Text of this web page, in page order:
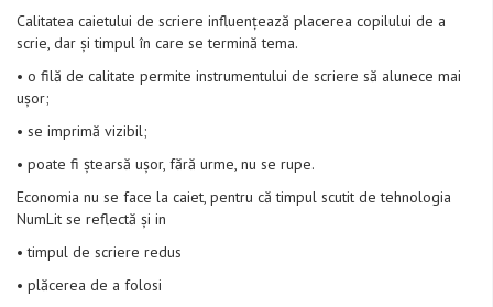
Calitatea caietului de scriere influențează placerea copilului de a
scrie, dar și timpul în care se termină tema.
• o filă de calitate permite instrumentului de scriere să alunece mai
ușor;
• se imprimă vizibil;
• poate fi ștearsă ușor, fără urme, nu se rupe.
Economia nu se face la caiet, pentru că timpul scutit de tehnologia
NumLit se reflectă și in
• timpul de scriere redus
• plăcerea de a folosi